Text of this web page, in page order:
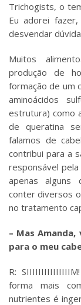
Trichogists, o
Eu adorei
desvendar
Muitos
produção de
formação de um
aminoácidos
estrutura) como
de queratina
falamos de
contribui para a
responsável
apenas alguns
conter diversos
no tratamento
– Mas
para o meu
R:
forma mais
nutrientes é